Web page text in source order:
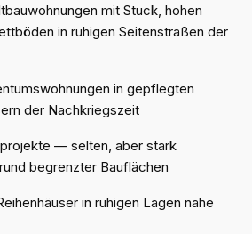
mit Stuck, hohen
in ruhigen Seitenstraßen der
in gepflegten
der Nachkriegszeit
— selten, aber stark
begrenzter Bauflächen
in ruhigen Lagen nahe